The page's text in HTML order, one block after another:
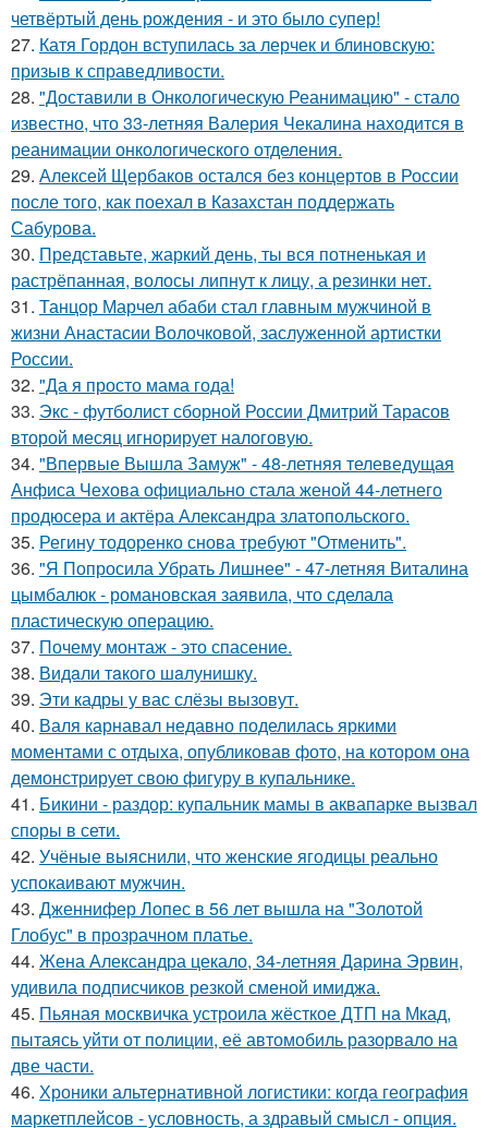
четвёртый день рождения - и это было супер!
27. Катя Гордон вступилась за лерчек и блиновскую:
призыв к справедливости.
28. "Доставили в Онкологическую Реанимацию" - стало
известно, что 33-летняя Валерия Чекалина находится в
реанимации онкологического отделения.
29. Алексей Щербаков остался без концертов в России
после того, как поехал в Казахстан поддержать
Сабурова.
30. Представьте, жаркий день, ты вся потненькая и
растрёпанная, волосы липнут к лицу, а резинки нет.
31. Танцор Марчел абаби стал главным мужчиной в
жизни Анастасии Волочковой, заслуженной артистки
России.
32. "Да я просто мама года!
33. Экс - футболист сборной России Дмитрий Тарасов
второй месяц игнорирует налоговую.
34. "Впервые Вышла Замуж" - 48-летняя телеведущая
Анфиса Чехова официально стала женой 44-летнего
продюсера и актёра Александра златопольского.
35. Регину тодоренко снова требуют "Отменить".
36. "Я Попросила Убрать Лишнее" - 47-летняя Виталина
цымбалюк - романовская заявила, что сделала
пластическую операцию.
37. Почему монтаж - это спасение.
38. Видaли тaкого шaлунишку.
39. Эти кадры у вас слёзы вызовут.
40. Валя карнавал недавно поделилась яркими
моментами с отдыха, опубликовав фото, на котором она
демонстрирует свою фигуру в купальнике.
41. Бикини - раздор: купальник мамы в аквапарке вызвал
споры в сети.
42. Учёные выяснили, что женские ягодицы реально
успокаивают мужчин.
43. Дженнифер Лопес в 56 лет вышла на "Золотой
Глобус" в прозрачном платье.
44. Жена Александра цекало, 34-летняя Дарина Эрвин,
удивила подписчиков резкой сменой имиджа.
45. Пьяная москвичка устроила жёсткое ДТП на Мкад,
пытаясь уйти от полиции, её автомобиль разорвало на
две части.
46. Хроники альтернативной логистики: когда география
маркетплейсов - условность, а здравый смысл - опция.